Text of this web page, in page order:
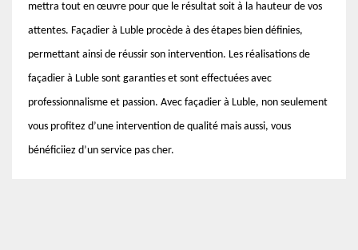
mettra tout en œuvre pour que le résultat soit à la hauteur de vos
attentes. Façadier à Luble procède à des étapes bien définies,
permettant ainsi de réussir son intervention. Les réalisations de
façadier à Luble sont garanties et sont effectuées avec
professionnalisme et passion. Avec façadier à Luble, non seulement
vous profitez d’une intervention de qualité mais aussi, vous
bénéficiiez d’un service pas cher.